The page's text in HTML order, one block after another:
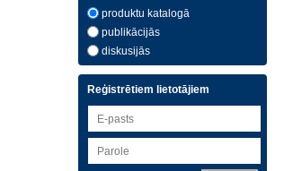
produktu katalogā
publikācijās
diskusijās
Reģistrētiem lietotājiem